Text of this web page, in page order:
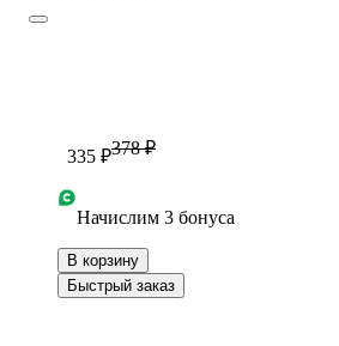
335 ₽378 ₽
Начислим 3 бонуса
В корзину
Быстрый заказ